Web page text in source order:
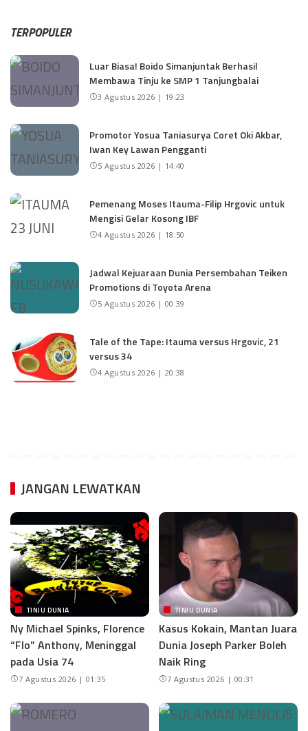
TERPOPULER
Luar Biasa! Boido Simanjuntak Berhasil
Membawa Tinju ke SMP 1 Tanjungbalai
3 Agustus 2026 | 19:23
Promotor Yosua Taniasurya Coret Oki Akbar,
Iwan Key Lawan Pengganti
5 Agustus 2026 | 14:40
Pemenang Moses Itauma-Filip Hrgovic untuk
Mengisi Gelar Kosong IBF
4 Agustus 2026 | 18:50
Jadwal Kejuaraan Dunia Persembahan Teiken
Promotions di Toyota Arena
5 Agustus 2026 | 00:39
Tale of the Tape: Itauma versus Hrgovic, 21
versus 34
4 Agustus 2026 | 20:38
JANGAN LEWATKAN
TINJU DUNIA
Ny Michael Spinks, Florence
“Flo” Anthony, Meninggal
pada Usia 74
7 Agustus 2026 | 01:35
TINJU DUNIA
Kasus Kokain, Mantan Juara
Dunia Joseph Parker Boleh
Naik Ring
7 Agustus 2026 | 00:31